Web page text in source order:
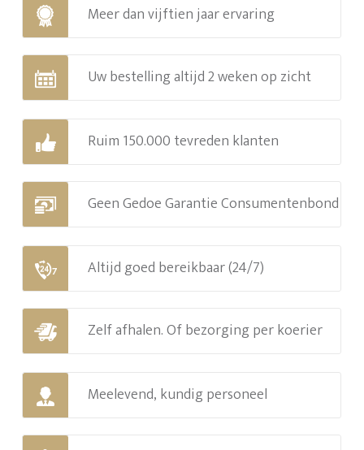
Meer dan vijftien jaar ervaring
Uw bestelling altijd 2 weken op zicht
Ruim 150.000 tevreden klanten
Geen Gedoe Garantie Consumentenbond
Altijd goed bereikbaar (24/7)
Zelf afhalen. Of bezorging per koerier
Meelevend, kundig personeel